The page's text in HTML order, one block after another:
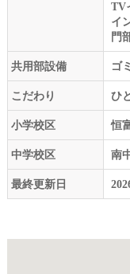
TV
イ
門
共用部設備 ゴ
こだわり ひ
小学校区 恒
中学校区 南
最終更新日